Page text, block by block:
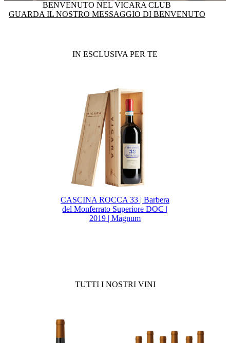
BENVENUTO NEL VICARA CLUB
GUARDA IL NOSTRO MESSAGGIO DI BENVENUTO
IN ESCLUSIVA PER TE
CASCINA ROCCA 33 | Barbera
del Monferrato Superiore DOC |
2019 | Magnum
TUTTI I NOSTRI VINI